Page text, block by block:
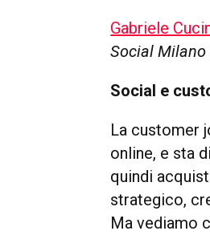
Gabriele
Social Milano
Social e
La customer
online, e sta
quindi
strategico,
Ma vediamo